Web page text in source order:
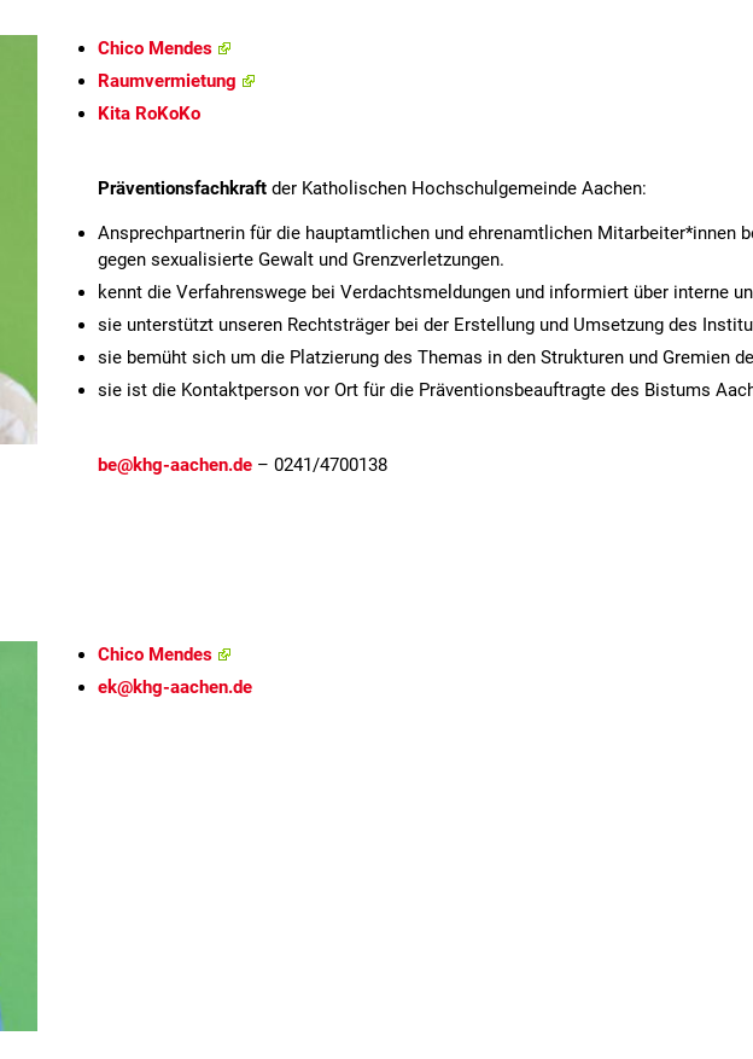
Chico Mendes
Raumvermietung
Kita RoKoKo
Präventionsfachkraft der Katholischen Hochschulgemeinde Aachen:
Ansprechpartnerin für die hauptamtlichen und ehrenamtlichen Mitarbeiter*innen
gegen sexualisierte Gewalt und Grenzverletzungen.
kennt die Verfahrenswege bei Verdachtsmeldungen und informiert über interne
sie unterstützt unseren Rechtsträger bei der Erstellung und Umsetzung des
sie bemüht sich um die Platzierung des Themas in den Strukturen und Gremien
sie ist die Kontaktperson vor Ort für die Präventionsbeauftragte des Bistums
be@khg-aachen.de – 0241/4700138
Chico Mendes
ek@khg-aachen.de